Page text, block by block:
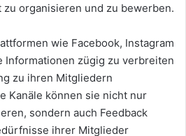
organisieren und zu bewerben.
wie Facebook, Instagram
Informationen zügig zu verbreiten
zu ihren Mitgliedern
Kanäle können sie nicht nur
sondern auch Feedback
ihrer Mitglieder